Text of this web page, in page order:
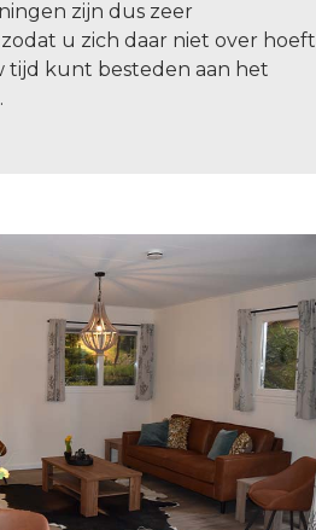
zijn dus zeer
u zich daar niet over hoeft
tijd kunt besteden aan het